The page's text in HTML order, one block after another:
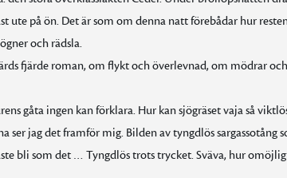
ute på ön. Det är som om denna natt förebådar hur
och rädsla.
fjärde roman, om flykt och överlevnad, om mödrar
gåta ingen kan förklara. Hur kan sjögräset vaja så
ser jag det framför mig. Bilden av tyngdlös
bli som det … Tyngdlös trots trycket. Sväva, hur